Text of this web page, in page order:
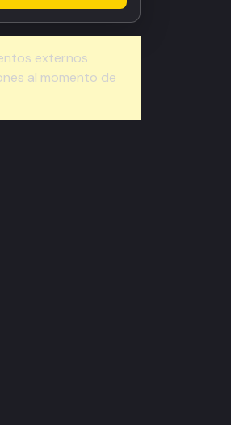
externos
al momento de